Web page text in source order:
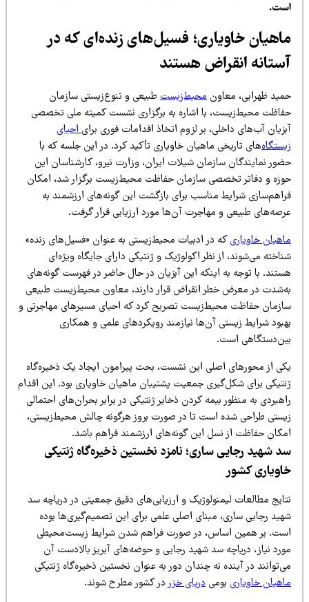
خاویاری؛ فسیل‌های زنده‌ای که در
انقراض هستند
ظهرابی، معاونمحیط‌زیستطبیعی و تنوع‌زیستی سازمان
محیط‌زیست، با اشاره به برگزاری نشست کمیته ملی تخصصی
آب‌های داخلی، بر لزوم اتخاذ اقدامات فوری برایاحیای
های تاریخی ماهیان خاویاری تأکید کرد. در این جلسه که با
نمایندگان سازمان شیلات ایران، وزارت نیرو، کارشناسان این
و دفاتر تخصصی سازمان حفاظت محیط‌زیست برگزار شد، امکان
شرایط مناسب برای بازگشت این گونه‌های ارزشمند به
طبیعی و مهاجرت آن‌ها مورد ارزیابی قرار گرفت.
خاویاریکه در ادبیات محیط‌زیستی به عنوان «فسیل‌های زنده»
می‌شوند، از نظر اکولوژیک و ژنتیکی دارای جایگاه ویژه‌ای
با توجه به اینکه این آبزیان در حال حاضر در فهرست گونه‌های
در معرض خطر انقراض قرار دارند، معاون محیط‌زیست طبیعی
حفاظت محیط‌زیست تصریح کرد که احیای مسیرهای مهاجرتی و
شرایط زیستی آن‌ها نیازمند رویکردهای علمی و همکاری
است.
از محورهای اصلی این نشست، بحث پیرامون ایجاد یک ذخیره‌گاه
برای شکل‌گیری جمعیت پشتیبان ماهیان خاویاری بود. این اقدام
به منظور بیمه کردن ذخایر ژنتیکی در برابر بحران‌های احتمالی
طراحی شده است تا در صورت بروز هرگونه چالش محیط‌زیستی،
حفاظت از نسل این گونه‌های ارزشمند فراهم باشد.
شهید رجایی ساری؛ نامزد نخستین ذخیره‌گاه ژنتیکی
کشور
مطالعات لیمنولوژیک و ارزیابی‌های دقیق جمعیتی در دریاچه سد
رجایی ساری، مبنای اصلی علمی برای این تصمیم‌گیری‌ها بوده
بر همین اساس، در صورت فراهم شدن شرایط زیست‌محیطی
نیاز، دریاچه سد شهید رجایی و حوضه‌های آبریز بالادست آن
در آینده نه چندان دور به عنوان نخستین ذخیره‌گاه ژنتیکی
خاویاریبومی دریای خزردر کشور مطرح شوند.